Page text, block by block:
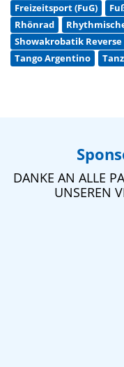
Freizeitsport (FuG)
Rhönrad
Showakrobatik Reverse
Tango Argentino
DANKE AN ALLE
UNSEREN